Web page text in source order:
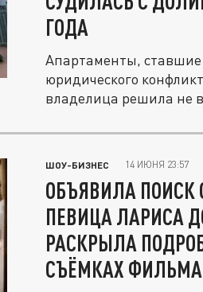
ГОДА
Апартаменты, ставшие
юридического
владелица решила не
ШОУ-БИЗНЕС 14 ИЮНЯ 23:57
ОБЪЯВИЛА ПОИСК
ПЕВИЦА ЛАРИСА
РАСКРЫЛА
СЪЁМКАХ ФИЛЬМА